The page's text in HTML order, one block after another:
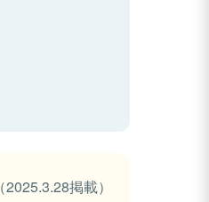
（2025.3.28掲載）